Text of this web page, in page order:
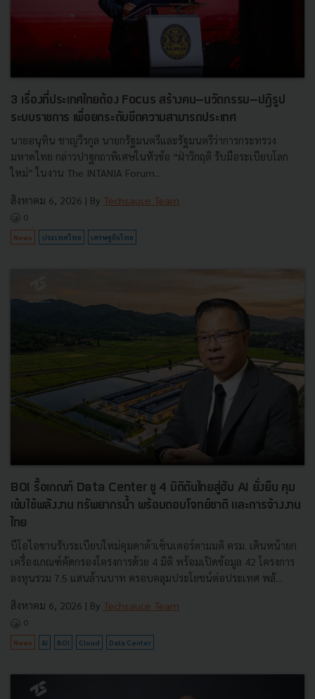
3 เรื่องที่ประเทศไทยต้อง Focus สร้างคน–นวัตกรรม–ปฏิรูป
ระบบราชการ เพื่อยกระดับขีดความสามารถประเทศ
นายอนุทิน ชาญวีรกูล นายกรัฐมนตรีและรัฐมนตรีว่าการกระทรวง
มหาดไทย กล่าวปาฐกถาพิเศษในหัวข้อ “ฝ่าวิกฤติ รับมือระเบียบโลก
ใหม่” ในงาน The INTANIA Forum...
สิงหาคม 6, 2026 | By Techsauce Team
0
News ประเทศไทย เศรษฐกิจไทย
BOI รื้อเกณฑ์ Data Center ชู 4 มิติดันไทยสู่ฮับ AI ยั่งยืน คุม
เข้มใช้พลังงาน ทรัพยากรน้ำ พร้อมตอบโจทย์ชาติ และการจ้างงาน
ไทย
บีโอไอขานรับระเบียบใหม่คุมดาต้าเซ็นเตอร์ตามมติ ครม. เดินหน้ายก
เครื่องเกณฑ์คัดกรองโครงการด้วย 4 มิติ พร้อมเปิดข้อมูล 42 โครงการ
ลงทุนรวม 7.5 แสนล้านบาท ครอบคลุมประโยชน์ต่อประเทศ พลั...
สิงหาคม 6, 2026 | By Techsauce Team
0
News AI BOI Cloud Data Center